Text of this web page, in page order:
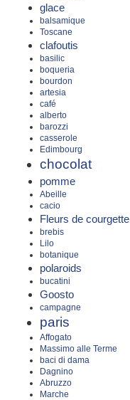
glace
balsamique
Toscane
clafoutis
basilic
boqueria
bourdon
artesia
café
alberto
barozzi
casserole
Edimbourg
chocolat
pomme
Abeille
cacio
Fleurs de courgette
brebis
Lilo
botanique
polaroids
bucatini
Goosto
campagne
paris
Affogato
Massimo alle Terme
baci di dama
Dagnino
Abruzzo
Marche